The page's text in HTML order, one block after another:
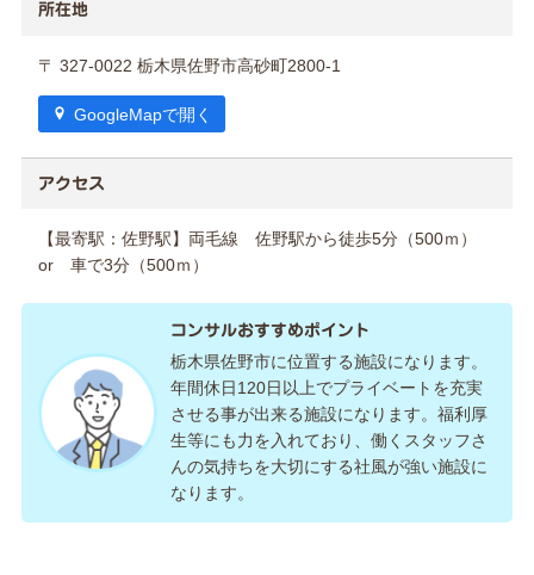
所在地
〒 327-0022 栃木県佐野市高砂町2800-1
GoogleMapで開く
アクセス
【最寄駅：佐野駅】両毛線 佐野駅から徒歩5分（500ｍ）
or 車で3分（500ｍ）
コンサルおすすめポイント
栃木県佐野市に位置する施設になります。
年間休日120日以上でプライベートを充実
させる事が出来る施設になります。福利厚
生等にも力を入れており、働くスタッフさ
んの気持ちを大切にする社風が強い施設に
なります。